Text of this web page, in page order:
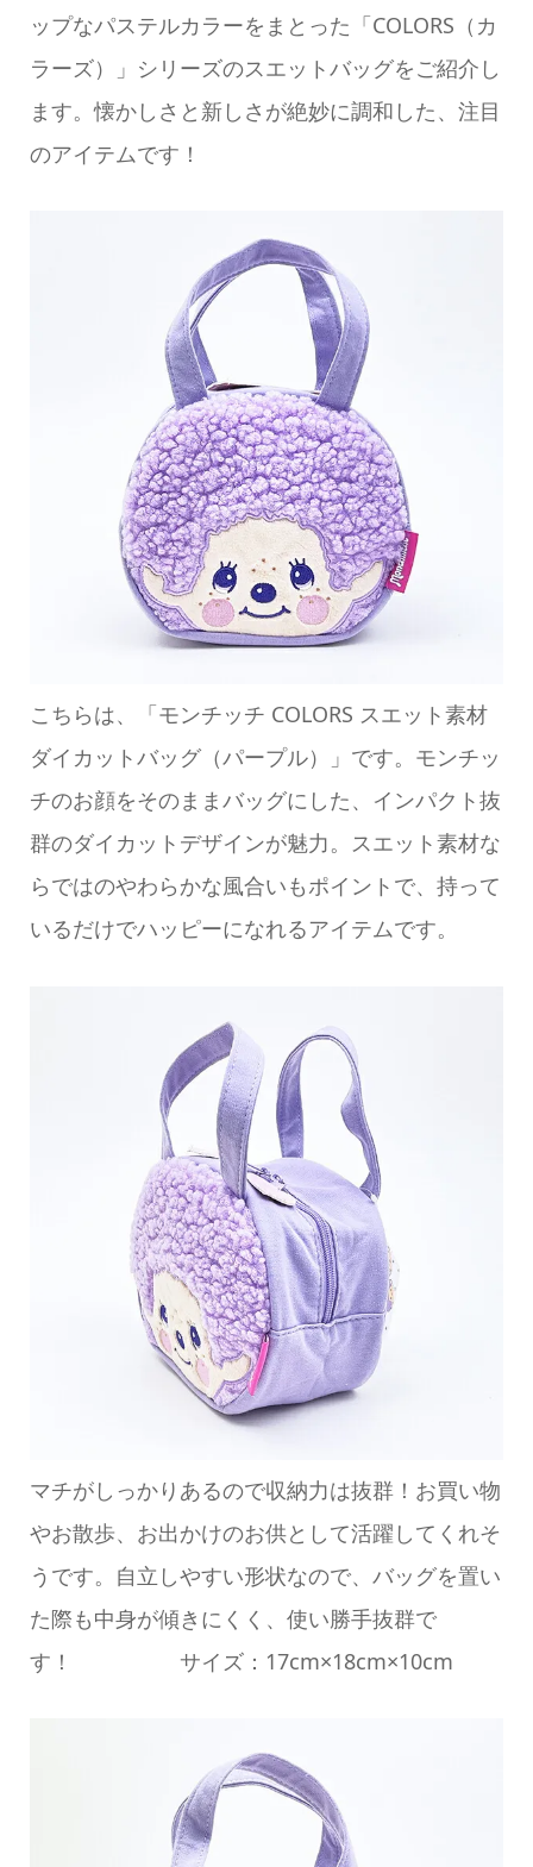
ップなパステルカラーをまとった「COLORS（カ
ラーズ）」シリーズのスエットバッグをご紹介し
ます。懐かしさと新しさが絶妙に調和した、注目
のアイテムです！
こちらは、「モンチッチ COLORS スエット素材
ダイカットバッグ（パープル）」です。モンチッ
チのお顔をそのままバッグにした、インパクト抜
群のダイカットデザインが魅力。スエット素材な
らではのやわらかな風合いもポイントで、持って
いるだけでハッピーになれるアイテムです。
マチがしっかりあるので収納力は抜群！お買い物
やお散歩、お出かけのお供として活躍してくれそ
うです。自立しやすい形状なので、バッグを置い
た際も中身が傾きにくく、使い勝手抜群で
す！ サイズ：17cm×18cm×10cm